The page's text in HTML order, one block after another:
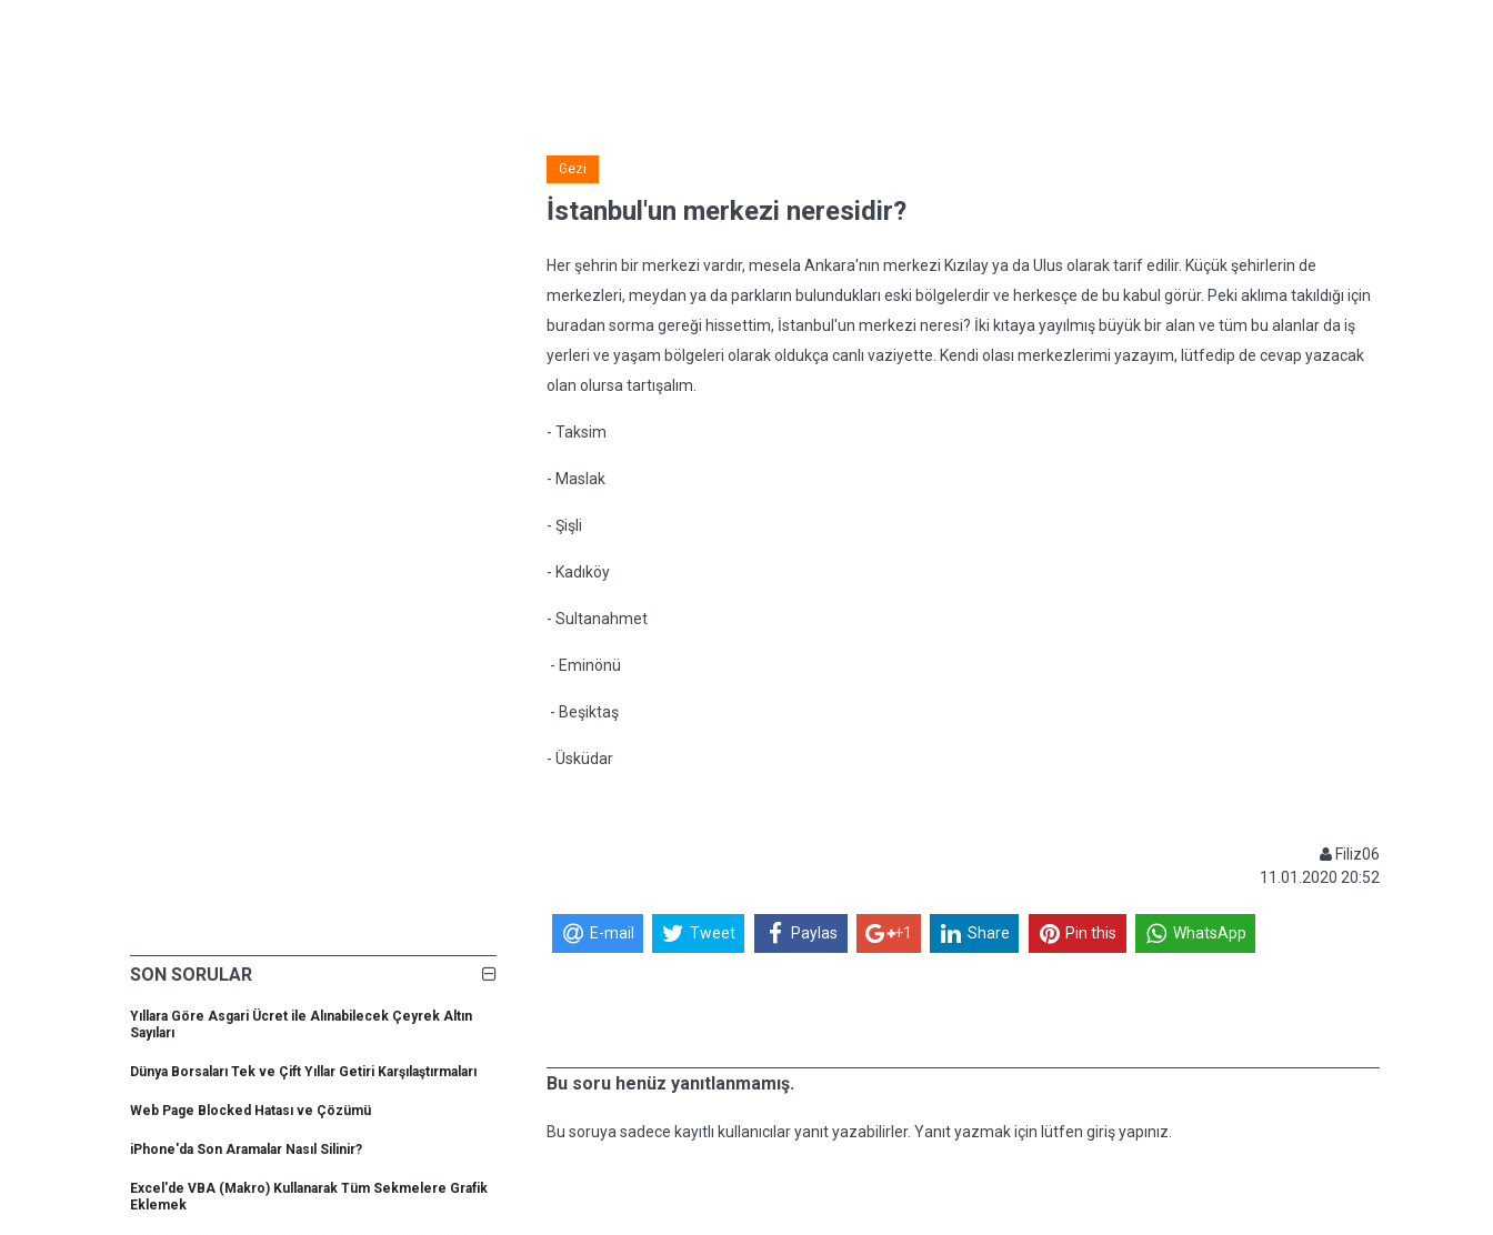
SON SORULAR
Yıllara Göre Asgari Ücret ile Alınabilecek Çeyrek Altın
Sayıları
Dünya Borsaları Tek ve Çift Yıllar Getiri Karşılaştırmaları
Web Page Blocked Hatası ve Çözümü
iPhone'da Son Aramalar Nasıl Silinir?
Excel'de VBA (Makro) Kullanarak Tüm Sekmelere Grafik
Eklemek
Gezi
İstanbul'un merkezi neresidir?
Her şehrin bir merkezi vardır, mesela Ankara'nın merkezi Kızılay ya da Ulus olarak tarif edilir. Küçük şehirlerin de
merkezleri, meydan ya da parkların bulundukları eski bölgelerdir ve herkesçe de bu kabul görür. Peki aklıma takıldığı için
buradan sorma gereği hissettim, İstanbul'un merkezi neresi? İki kıtaya yayılmış büyük bir alan ve tüm bu alanlar da iş
yerleri ve yaşam bölgeleri olarak oldukça canlı vaziyette. Kendi olası merkezlerimi yazayım, lütfedip de cevap yazacak
olan olursa tartışalım.
- Taksim
- Maslak
- Şişli
- Kadıköy
- Sultanahmet
- Eminönü
- Beşiktaş
- Üsküdar
Filiz06
11.01.2020 20:52
E-mail Tweet Paylas +1 Share Pin this WhatsApp
Bu soru henüz yanıtlanmamış.
Bu soruya sadece kayıtlı kullanıcılar yanıt yazabilirler. Yanıt yazmak için lütfen giriş yapınız.